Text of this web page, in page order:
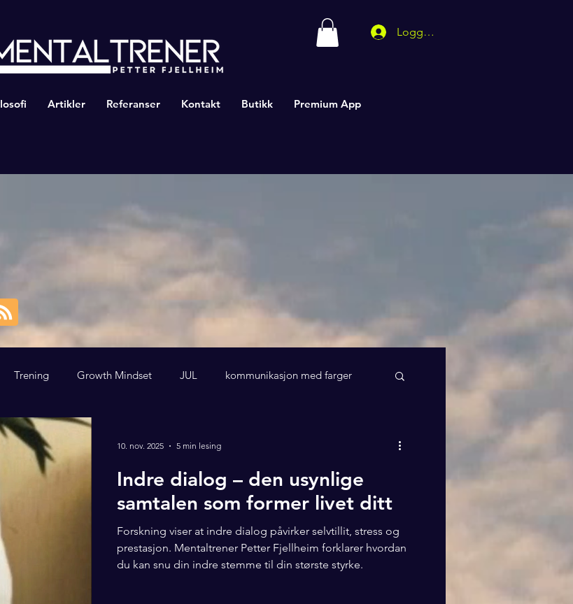
Logg inn
Artikler Referanser Kontakt Butikk Premium App
Trening Growth Mindset JUL kommunikasjon med farger
Indre dialog – den usynlige
samtalen som former livet ditt
Forskning viser at indre dialog påvirker selvtillit, stress og
prestasjon. Mentaltrener Petter Fjellheim forklarer hvordan
du kan snu din indre stemme til din største styrke.
10. nov. 2025 5 min lesing